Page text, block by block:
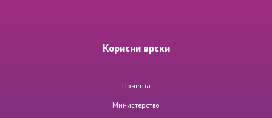
Корисни врски
Почетна
Министерство